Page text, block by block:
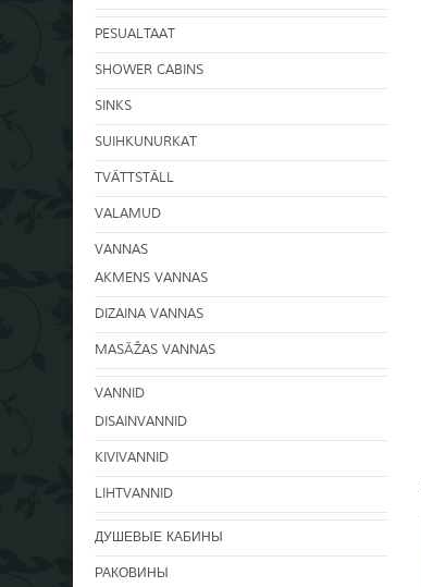
PESUALTAAT
SHOWER CABINS
SINKS
SUIHKUNURKAT
TVÄTTSTÄLL
VALAMUD
VANNAS
AKMENS VANNAS
DIZAINA VANNAS
MASĀŽAS VANNAS
VANNID
DISAINVANNID
KIVIVANNID
LIHTVANNID
ДУШЕВЫЕ КАБИНЫ
РАКОВИНЫ